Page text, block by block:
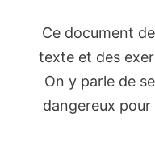
Ce document
texte et des
On y parle de
dangereux pour